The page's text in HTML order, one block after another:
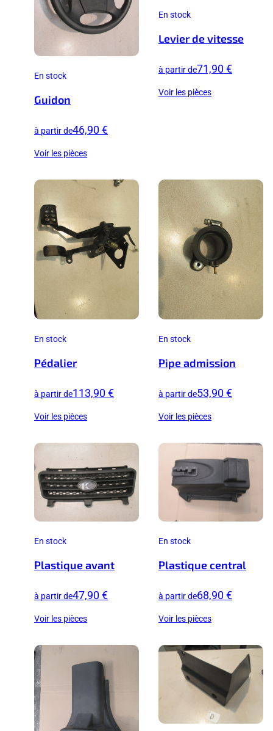
En stock
Guidon
à partir de46,90 €
Voir les pièces
En stock
Levier de vitesse
à partir de71,90 €
Voir les pièces
En stock
Pédalier
à partir de113,90 €
Voir les pièces
En stock
Pipe admission
à partir de53,90 €
Voir les pièces
En stock
Plastique avant
à partir de47,90 €
Voir les pièces
En stock
Plastique central
à partir de68,90 €
Voir les pièces